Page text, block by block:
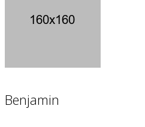
Benjamin